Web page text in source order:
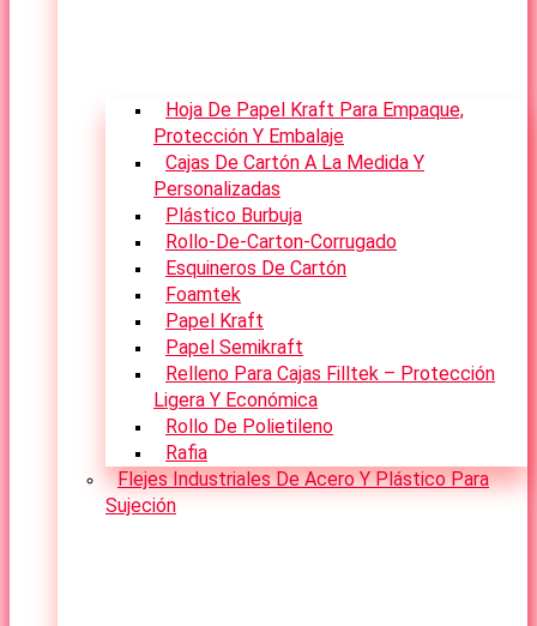
Hoja De Papel Kraft Para Empaque,
Protección Y Embalaje
Cajas De Cartón A La Medida Y
Personalizadas
Plástico Burbuja
Rollo-De-Carton-Corrugado
Esquineros De Cartón
Foamtek
Papel Kraft
Papel Semikraft
Relleno Para Cajas Filltek – Protección
Ligera Y Económica
Rollo De Polietileno
Rafia
Flejes Industriales De Acero Y Plástico Para
Sujeción